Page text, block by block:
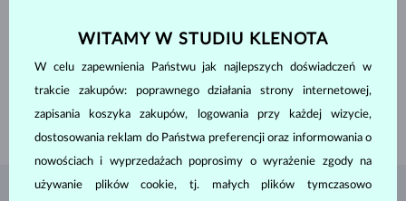
KOLORG
WAGA0.025 ct
SZEROKOŚĆ 3.00 mm
WAGA 2.65 g
WITAMY W STUDIU KLENOTA
W celu zapewnienia Państwu jak najlepszych doświadczeń w
trakcie zakupów: poprawnego działania strony internetowej,
zapisania koszyka zakupów, logowania przy każdej wizycie,
dostosowania reklam do Państwa preferencji oraz informowania o
nowościach i wyprzedażach poprosimy o wyrażenie zgody na
używanie plików cookie, tj. małych plików tymczasowo